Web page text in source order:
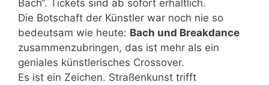
Bach“. Tickets sind ab sofort erhältlich.
Die Botschaft der Künstler war noch nie so
bedeutsam wie heute: Bach und Breakdance
zusammenzubringen, das ist mehr als ein
geniales künstlerisches Crossover.
Es ist ein Zeichen. Straßenkunst trifft